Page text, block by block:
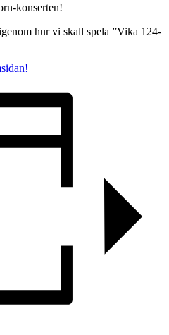
konserten!
hur vi skall spela ”Vika 124-